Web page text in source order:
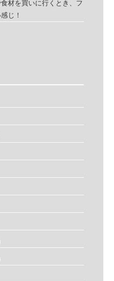
材を買いに行くとき、フ
じ！